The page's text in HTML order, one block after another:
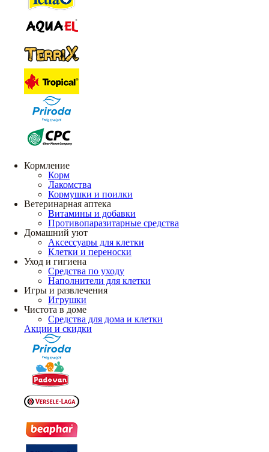
Кормление
Корм
Лакомства
Кормушки и поилки
Ветеринарная аптека
Витамины и добавки
Противопаразитарные средства
Домашний уют
Аксессуары для клетки
Клетки и переноски
Уход и гигиена
Средства по уходу
Наполнители для клетки
Игры и развлечения
Игрушки
Чистота в доме
Средства для дома и клетки
Акции и скидки